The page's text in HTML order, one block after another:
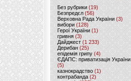
Без рубрики (19)
Безпредєл(56)
Верховна Рада України (3)
вибори(128)
Герої України(1)
гривня (3)
Дайджест (1 233)
Дерибан (25)
епідемія грипу (4)
ЄДАПС: приватизація України
(5)
казнокрадство (1)
контрабанда (2)